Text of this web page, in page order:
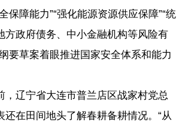
保障能力”“强化能源资源供应保障”“统
方政府债务、中小金融机构等风险有
要草案着眼推进国家安全体系和能力
，辽宁省大连市普兰店区战家村党总
还在田间地头了解春耕备耕情况。“从